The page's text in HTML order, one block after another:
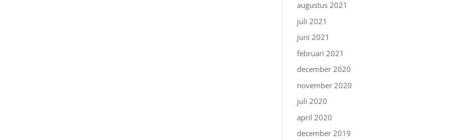
augustus 2021
juli 2021
juni 2021
februari 2021
december 2020
november 2020
juli 2020
april 2020
december 2019